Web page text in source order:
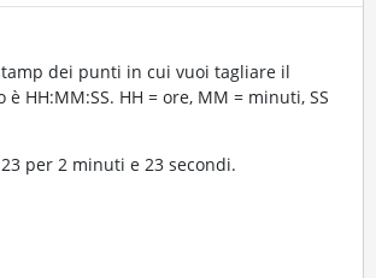
dei punti in cui vuoi tagliare il
HH:MM:SS. HH = ore, MM = minuti, SS
per 2 minuti e 23 secondi.